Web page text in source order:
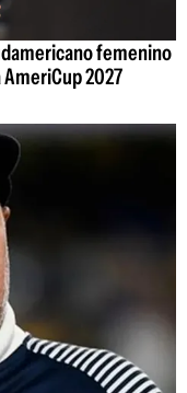
femenino
2027